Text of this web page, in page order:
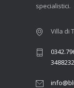
specialistici.
Villa di